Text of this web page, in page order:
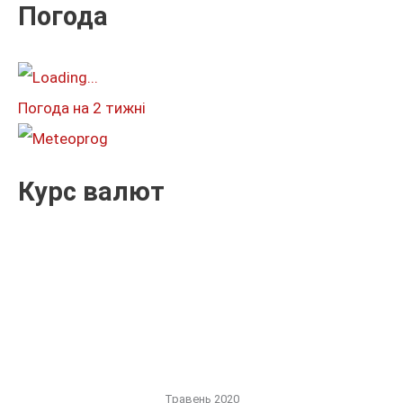
к
т
:
Погода
Погода на 2 тижні
Курс валют
Травень 2020